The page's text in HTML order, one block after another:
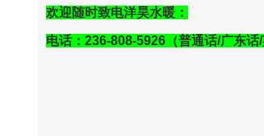
欢迎随时致电洋昊水暖：
电话：236-808-5926 （普通话/广东话/